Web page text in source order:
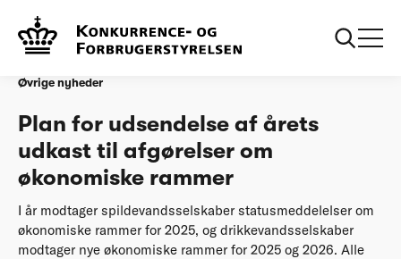
Vandtilsyn
om økonomiske rammer
Øvrige nyheder
Plan for udsendelse af årets
udkast til afgørelser om
økonomiske rammer
I år modtager spildevandsselskaber statusmeddelelser om
økonomiske rammer for 2025, og drikkevandsselskaber
modtager nye økonomiske rammer for 2025 og 2026. Alle